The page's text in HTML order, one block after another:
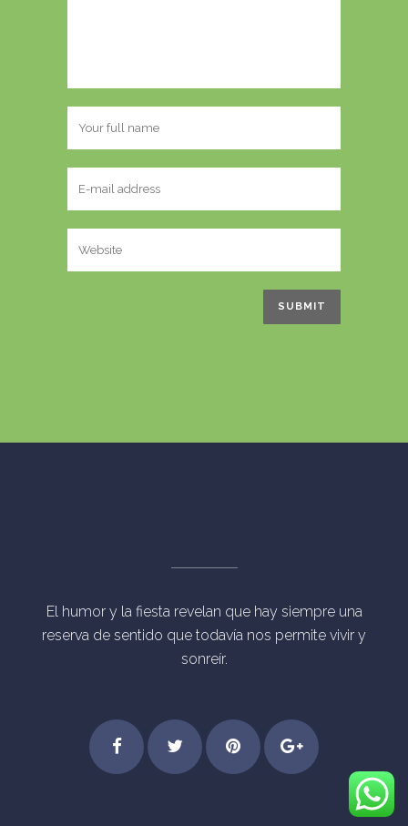
El humor y la fiesta revelan que hay siempre una
reserva de sentido que todavía nos permite vivir y
sonreír.